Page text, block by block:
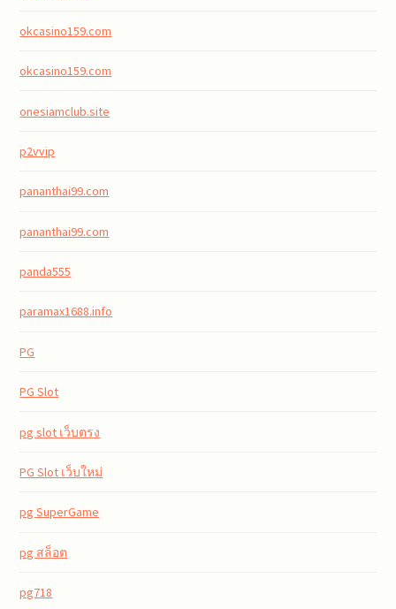
okcasino159.com
okcasino159.com
onesiamclub.site
p2vvip
pananthai99.com
pananthai99.com
panda555
paramax1688.info
PG
PG Slot
pg slot เว็บตรง
PG Slot เว็บใหม่
pg SuperGame
pg สล็อต
pg718